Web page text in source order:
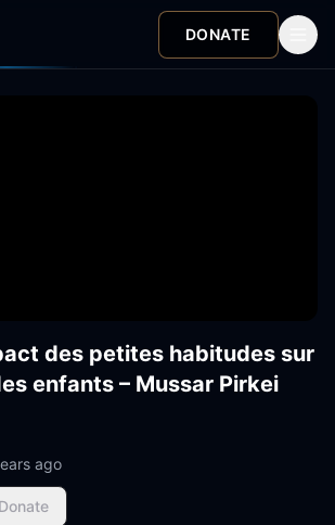
DONATE
des petites habitudes sur
enfants – Mussar Pirkei
ago
Donate